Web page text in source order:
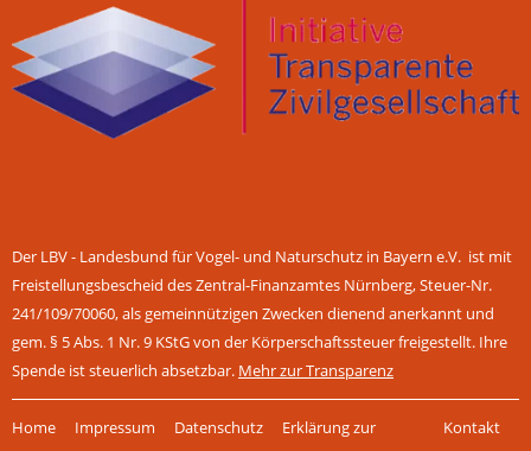
Der LBV - Landesbund für Vogel- und Naturschutz in Bayern e.V. ist mit
Freistellungsbescheid des Zentral-Finanzamtes Nürnberg, Steuer-Nr.
241/109/70060, als gemeinnützigen Zwecken dienend anerkannt und
gem. § 5 Abs. 1 Nr. 9 KStG von der Körperschaftssteuer freigestellt. Ihre
Spende ist steuerlich absetzbar. Mehr zur Transparenz
überspringen
Home Impressum Datenschutz
Erklärung zur
Kontakt